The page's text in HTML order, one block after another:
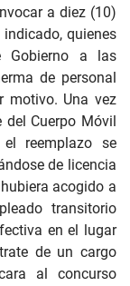
a diez (10)
quienes
Gobierno a las
de personal
motivo. Una vez
del Cuerpo Móvil
reemplazo se
de licencia
acogido a
transitorio
en el lugar
de un cargo
al concurso